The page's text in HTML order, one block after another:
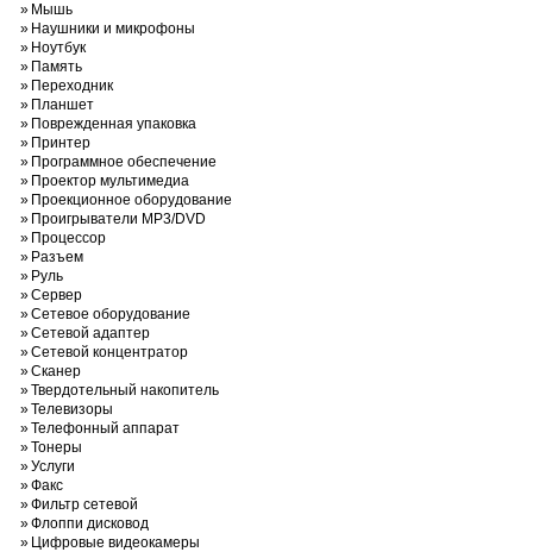
» Мышь
» Наушники и микрофоны
» Ноутбук
» Память
» Переходник
» Планшет
» Поврежденная упаковка
» Принтер
» Программное обеспечение
» Проектор мультимедиа
» Проекционное оборудование
» Проигрыватели MP3/DVD
» Процессор
» Разъем
» Руль
»Сервер
»Сетевое оборудование
»Сетевой адаптер
»Сетевой концентратор
»Сканер
»Твердотельный накопитель
»Телевизоры
»Телефонный аппарат
»Тонеры
»Услуги
»Факс
»Фильтр сетевой
»Флоппи дисковод
» Цифровые видеокамеры